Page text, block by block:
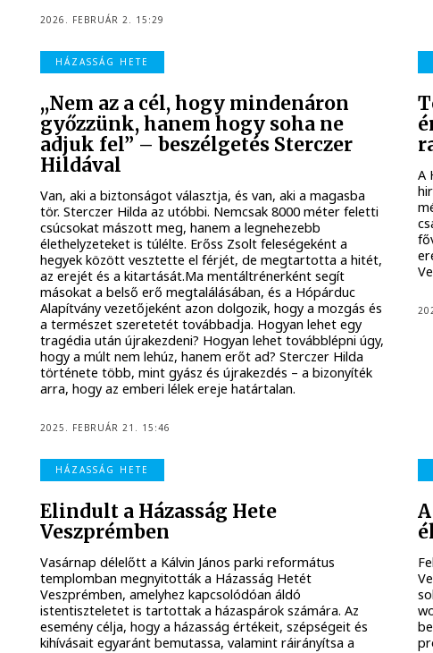
2026. FEBRUÁR 2. 15:29
HÁZASSÁG HETE
,,Nem az a cél, hogy mindenáron
győzzünk, hanem hogy soha ne
adjuk fel” – beszélgetés Sterczer
Hildával
Van, aki a biztonságot választja, és van, aki a magasba
tör. Sterczer Hilda az utóbbi. Nemcsak 8000 méter feletti
csúcsokat mászott meg, hanem a legnehezebb
élethelyzeteket is túlélte. Erőss Zsolt feleségeként a
hegyek között vesztette el férjét, de megtartotta a hitét,
az erejét és a kitartását.Ma mentáltrénerként segít
másokat a belső erő megtalálásában, és a Hópárduc
Alapítvány vezetőjeként azon dolgozik, hogy a mozgás és
a természet szeretetét továbbadja. Hogyan lehet egy
tragédia után újrakezdeni? Hogyan lehet továbblépni úgy,
hogy a múlt nem lehúz, hanem erőt ad? Sterczer Hilda
története több, mint gyász és újrakezdés – a bizonyíték
arra, hogy az emberi lélek ereje határtalan.
2025. FEBRUÁR 21. 15:46
A
HÁZASSÁG HETE
Elindult a Házasság Hete
Veszprémben
Vasárnap délelőtt a Kálvin János parki református
templomban megnyitották a Házasság Hetét
Veszprémben, amelyhez kapcsolódóan áldó
istentiszteletet is tartottak a házaspárok számára. Az
esemény célja, hogy a házasság értékeit, szépségeit és
kihívásait egyaránt bemutassa, valamint ráirányítsa a